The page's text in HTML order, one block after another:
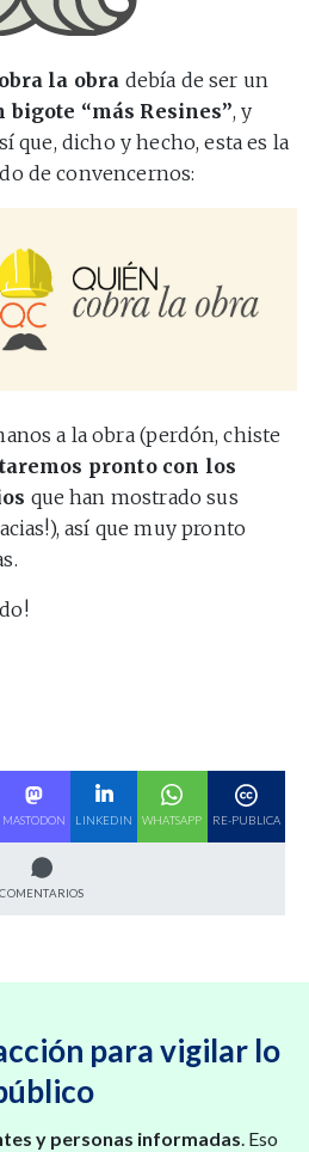
la obra debía de ser un
bigote “más Resines”, y
que, dicho y hecho, esta es la
de convencernos:
a la obra (perdón, chiste
pronto con los
que han mostrado sus
así que muy pronto
MASTODON LINKEDIN WHATSAPP RE-PUBLICA
COMENTARIOS
para vigilar lo
y personas informadas. Eso